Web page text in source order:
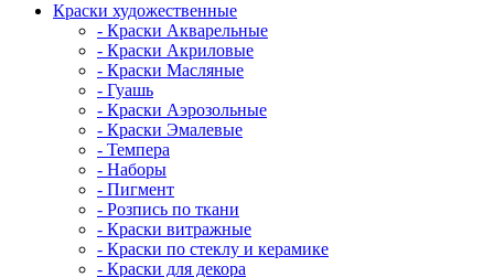
Краски художественные
- Краски Акварельные
- Краски Акриловые
- Краски Масляные
- Гуашь
- Краски Аэрозольные
- Краски Эмалевые
- Темпера
- Наборы
- Пигмент
- Розпись по ткани
- Краски витражные
- Краски по стеклу и керамике
- Краски для декора